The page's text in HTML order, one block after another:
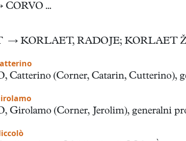
...
→ KORLAET, RADOJE; KORLAET
Catterino (Corner, Catarin, Cutterino),
Girolamo (Corner, Jerolim), generalni